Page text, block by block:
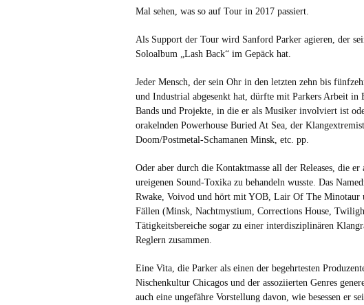
Mal sehen, was so auf Tour in 2017 passiert.
Als Support der Tour wird Sanford Parker agieren, der
Soloalbum „Lash Back“ im Gepäck hat.
Jeder Mensch, der sein Ohr in den letzten zehn bis
und Industrial abgesenkt hat, dürfte mit Parkers Arbeit in
Bands und Projekte, in die er als Musiker involviert ist
orakelnden Powerhouse Buried At Sea, der
Doom/Postmetal-Schamanen Minsk, etc. pp.
Oder aber durch die Kontaktmasse all der Releases, die
ureigenen Sound-Toxika zu behandeln wusste. Das
Rwake, Voivod und hört mit YOB, Lair Of The Minotaur
Fällen (Minsk, Nachtmystium, Corrections House,
Tätigkeitsbereiche sogar zu einer interdisziplinären
Reglern zusammen.
Eine Vita, die Parker als einen der begehrtesten
Nischenkultur Chicagos und der assoziierten Genres
auch eine ungefähre Vorstellung davon, wie besessen er